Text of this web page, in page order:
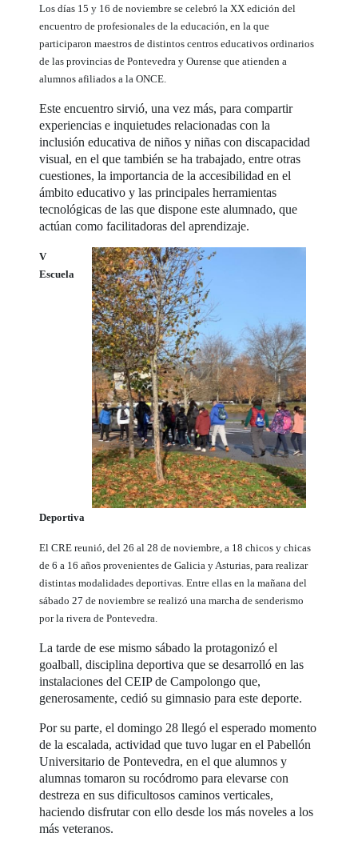
Los días 15 y 16 de noviembre se celebró la XX edición del
encuentro de profesionales de la educación, en la que
participaron maestros de distintos centros educativos ordinarios
de las provincias de Pontevedra y Ourense que atienden a
alumnos afiliados a la ONCE.
Este encuentro sirvió, una vez más, para compartir
experiencias e inquietudes relacionadas con la
inclusión educativa de niños y niñas con discapacidad
visual, en el que también se ha trabajado, entre otras
cuestiones, la importancia de la accesibilidad en el
ámbito educativo y las principales herramientas
tecnológicas de las que dispone este alumnado, que
actúan como facilitadoras del aprendizaje.
V
Escuela
Deportiva
El CRE reunió, del 26 al 28 de noviembre, a 18 chicos y chicas
de 6 a 16 años provenientes de Galicia y Asturias, para realizar
distintas modalidades deportivas. Entre ellas en la mañana del
sábado 27 de noviembre se realizó una marcha de senderismo
por la rivera de Pontevedra.
La tarde de ese mismo sábado la protagonizó el
goalball, disciplina deportiva que se desarrolló en las
instalaciones del CEIP de Campolongo que,
generosamente, cedió su gimnasio para este deporte.
Por su parte, el domingo 28 llegó el esperado momento
de la escalada, actividad que tuvo lugar en el Pabellón
Universitario de Pontevedra, en el que alumnos y
alumnas tomaron su rocódromo para elevarse con
destreza en sus dificultosos caminos verticales,
haciendo disfrutar con ello desde los más noveles a los
más veteranos.